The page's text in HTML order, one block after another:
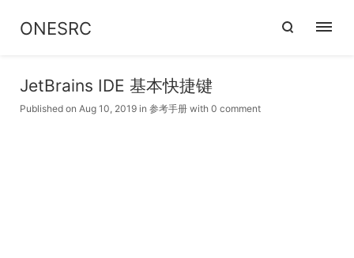
ONESRC
JetBrains IDE 基本快捷键
Published on Aug 10, 2019 in 参考手册 with 0 comment